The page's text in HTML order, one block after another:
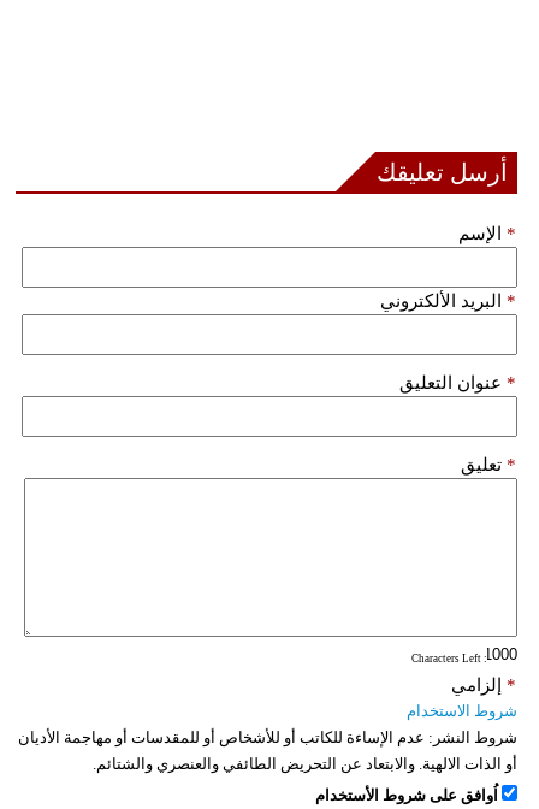
أرسل تعليقك
الإسم *
البريد الألكتروني *
عنوان التعليق *
تعليق *
: Characters Left
إلزامي *
شروط الاستخدام
شروط النشر: عدم الإساءة للكاتب أو للأشخاص أو للمقدسات أو مهاجمة الأديان
أو الذات الالهية. والابتعاد عن التحريض الطائفي والعنصري والشتائم.
اُوافق على شروط الأستخدام